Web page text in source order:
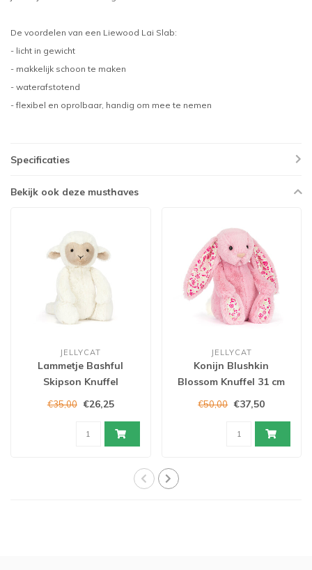
De voordelen van een Liewood Lai Slab:
- licht in gewicht
- makkelijk schoon te maken
- waterafstotend
- flexibel en oprolbaar, handig om mee te nemen
Specificaties
Bekijk ook deze musthaves
JELLYCAT
Lammetje Bashful
Skipson Knuffel
€35,00 €26,25
JELLYCAT
Konijn Blushkin
Blossom Knuffel 31 cm
€50,00 €37,50